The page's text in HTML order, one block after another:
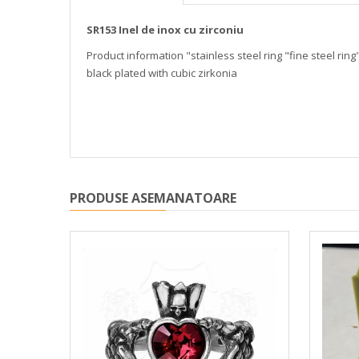
SR153 Inel de inox cu zirconiu
Product information "stainless steel ring "fine steel
black plated with cubic zirkonia
PRODUSE ASEMANATOARE